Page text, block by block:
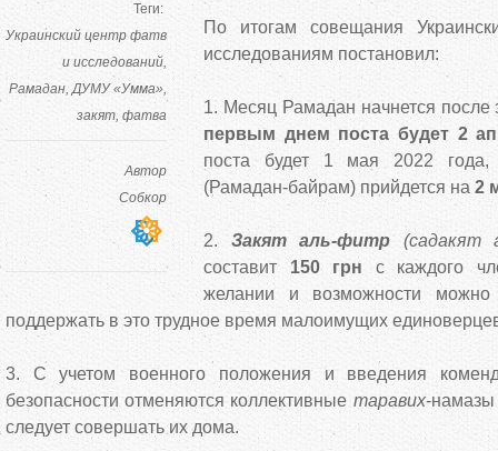
Теги:
Украинский центр фатв
и исследований
Рамадан ДУМУ «Умма»
закят фатва
Автор
Собкор
По итогам совещания
исследованиям постановил:
1. Месяц Рамадан начнется после
первым днем ​​поста будет 2
поста будет 1 мая 2022 года,
(Рамадан-байрам) прийдется на 2
2. Закят аль-фитр
(садакят
составит 150 грн с каждого
желании и возможности
поддержать в это трудное время малоимущих
3. С учетом военного положения и введения
безопасности отменяются коллективные таравих-намазы
следует совершать их дома.